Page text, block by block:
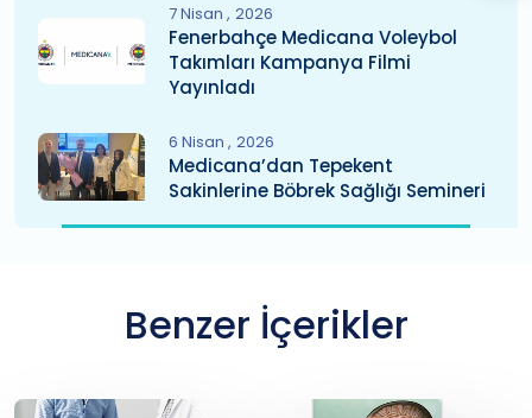
7 Nisan 2026
Fenerbahçe Medicana Voleybol
Takımları Kampanya Filmi
Yayınladı
6 Nisan 2026
Medicana’dan Tepekent
Sakinlerine Böbrek Sağlığı Semineri
Benzer İçerikler